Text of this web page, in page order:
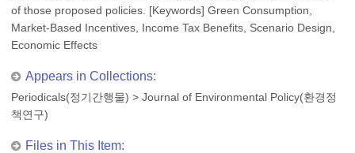
of those proposed policies. [Keywords] Green Consumption,
Market-Based Incentives, Income Tax Benefits, Scenario Design,
Economic Effects
Appears in Collections:
Periodicals(정기간행물) > Journal of Environmental Policy(환경정
책연구)
Files in This Item: